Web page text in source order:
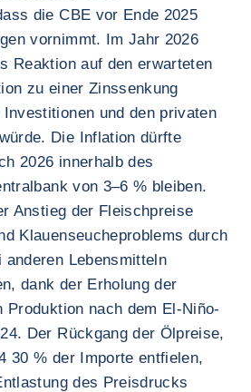
die CBE vor Ende 2025
vornimmt. Im Jahr 2026
Reaktion auf den erwarteten
zu einer Zinssenkung
und den privaten
Die Inflation dürfte
2026 innerhalb des
von 3–6 % bleiben.
Anstieg der Fleischpreise
Klauenseucheproblems durch
Lebensmitteln
dank der Erholung der
Produktion nach dem El-Niño-
Der Rückgang der Ölpreise,
30 % der Importe entfielen,
des Preisdrucks